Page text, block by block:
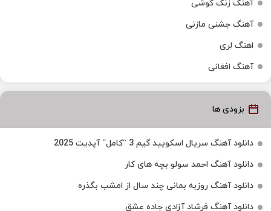
آهنگ زنگ گوشی
آهنگ جشنی مازنی
اهنگ لری
آهنگ افغانی
بزودی ها
دانلود آهنگ سریال اسکویید گیم 3 “کامل” آپدیت 2025
دانلود آهنگ احمد سولو بچه های کار
دانلود آهنگ روزبه بمانی چند سال از امشب بگذره
دانلود آهنگ فرشاد آزادی جاده عشق